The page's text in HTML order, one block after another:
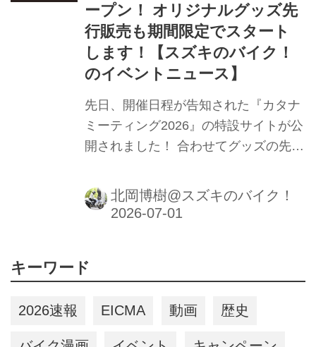
ープン！ オリジナルグッズ先
行販売も期間限定でスタート
します！【スズキのバイク！
のイベントニュース】
先日、開催日程が告知された『カタナ
ミーティング2026』の特設サイトが公
開されました！ 合わせてグッズの先行
北岡博樹@スズキのバイク！
キーワード
2026速報 EICMA 動画 歴史